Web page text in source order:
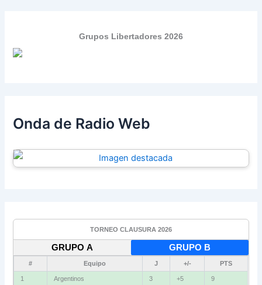
Grupos Libertadores 2026
Onda de Radio Web
TORNEO CLAUSURA 2026
GRUPO A GRUPO B
# Equipo J +/- PTS
1 Argentinos 3 +5 9